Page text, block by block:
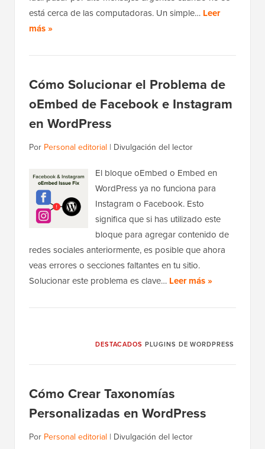
está cerca de las computadoras. Un simple… Leer
más »
Cómo Solucionar el Problema de
oEmbed de Facebook e Instagram
en WordPress
Por Personal editorial | Divulgación del lector
El bloque oEmbed o Embed en
WordPress ya no funciona para
Instagram o Facebook. Esto
significa que si has utilizado este
bloque para agregar contenido de
redes sociales anteriormente, es posible que ahora
veas errores o secciones faltantes en tu sitio.
Solucionar este problema es clave… Leer más »
DESTACADOS PLUGINS DE WORDPRESS
Cómo Crear Taxonomías
Personalizadas en WordPress
Por Personal editorial | Divulgación del lector